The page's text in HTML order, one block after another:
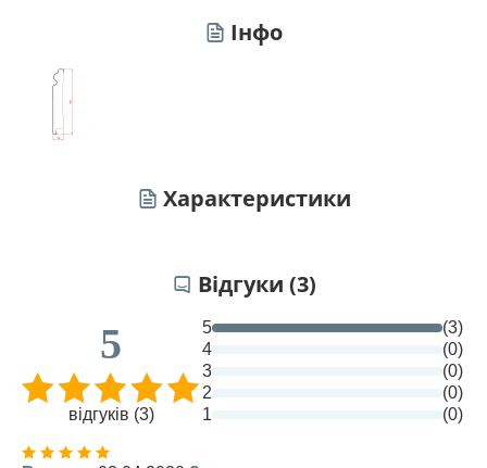
Інфо
Характеристики
Відгуки (3)
5
відгуків (3)
5
(3)
4
(0)
3
(0)
2
(0)
1
(0)